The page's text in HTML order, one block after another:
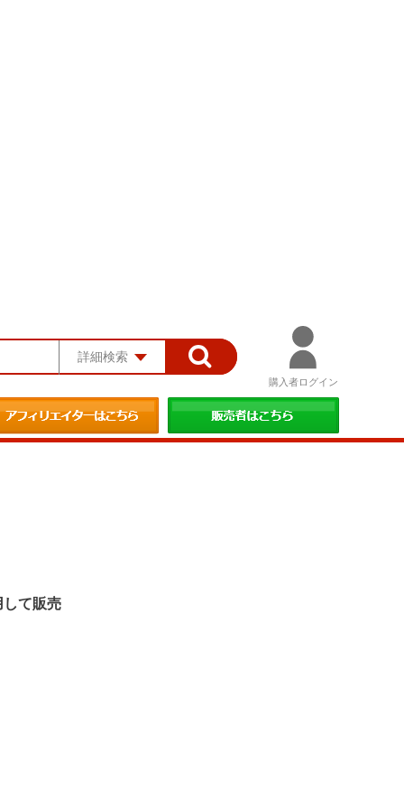
詳細検索
購入者ログイン
して販売